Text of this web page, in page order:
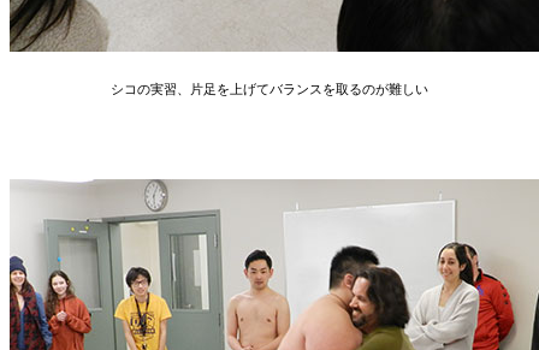
シコの実習、片足を上げてバランスを取るのが難しい